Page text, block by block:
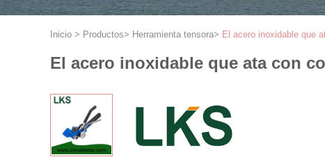
Inicio > Productos> Herramienta tensora> El acero inoxidable que
El acero inoxidable que ata con